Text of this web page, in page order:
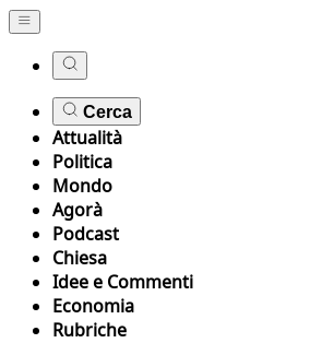
Cerca
Attualità
Politica
Mondo
Agorà
Podcast
Chiesa
Idee e Commenti
Economia
Rubriche